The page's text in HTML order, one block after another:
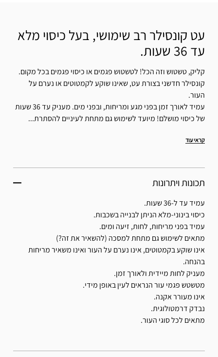
עט קונסילר רב שימושי, בעל כיסוי מלא
עד 36 שעות.
קליק, טשטוש וזה הכל! לטשטוש פגמים או כיסוי פגמים בכל מקום.
קונסילר חדשני בצורת עט, שאינו שוקע לקמטוטים או נערם על
העור.
עמיד לאורך זמן בפני מגע ומריחות, ובפני מים. מעניק עד 36 שעות
של כיסוי מושלם! מיועד לשימוש גם מתחת לעיניים להסתרת...
קראי עוד
תכונות ויתרונות
עמיד עד ל-36 שעות.
כיסוי בינוני-מלא הניתן לבנייה בשכבות.
עמיד בפני מריחות, לחות, זיעה ומים.
מתאים לשימוש גם מתחת למסכה (להשאיר את זה?)
אינו שוקע בקמטוטים, אינו נערם על העור ואינו משאיר מריחות
בהנחה.
מעניק לחות מיידית ולאורך זמן.
מטשטש פגמי עור הנראים לעין באופן מידי.
אינו מעורר אקנה.
נבדק דרמטולוגית.
מתאים לכל סוגי העור.